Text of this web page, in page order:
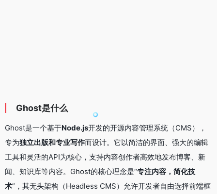
Ghost是什么
Ghost是一个基于Node.js开发的开源内容管理系统（CMS），
专为独立出版和专业写作而设计。它以简洁的界面、强大的编辑
工具和灵活的API为核心，支持内容创作者高效地发布博客、新
闻、知识库等内容。Ghost的核心理念是“专注内容，简化技
术”，其无头架构（Headless CMS）允许开发者自由选择前端框